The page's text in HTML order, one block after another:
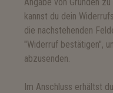
kannst du dein
die nachstehenden
"Widerruf bestätigen",
abzusenden.
Im Anschluss erhältst